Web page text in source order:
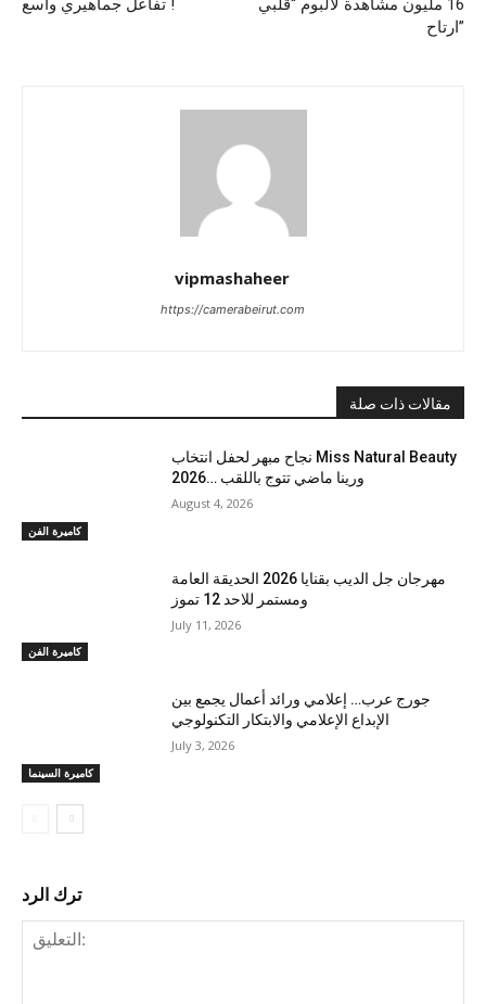
تفاعل جماهيري واسع !
16 مليون مشاهدة لألبوم “قلبي
ارتاح”
vipmashaheer
https://camerabeirut.com
مقالات ذات صلة
كاميرة الفن
نجاح مبهر لحفل انتخاب Miss Natural Beauty
2026… ورينا ماضي تتوج باللقب
August 4, 2026
كاميرة الفن
مهرجان جل الديب بقنايا 2026 الحديقة العامة
ومستمر للاحد 12 تموز
July 11, 2026
كاميرة السينما
جورج عرب… إعلامي ورائد أعمال يجمع بين
الإبداع الإعلامي والابتكار التكنولوجي
July 3, 2026
ترك الرد